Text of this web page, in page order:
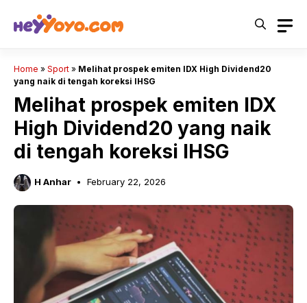
Home » Sport » Melihat prospek emiten IDX High Dividend20
yang naik di tengah koreksi IHSG
Melihat prospek emiten IDX
High Dividend20 yang naik
di tengah koreksi IHSG
H Anhar February 22, 2026